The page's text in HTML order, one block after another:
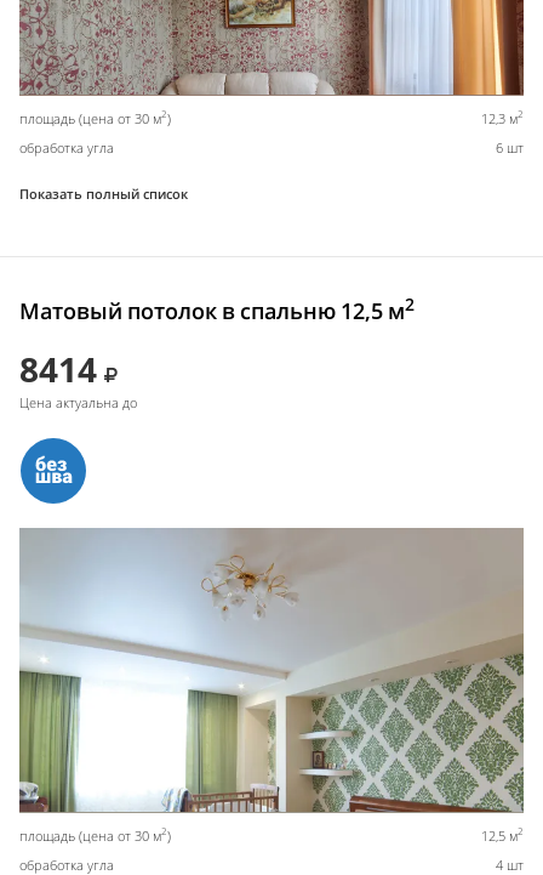
площадь (цена от 30 м2) 12,3 м2
обработка угла 6 шт
Показать полный список
Матовый потолок в спальню 12,5 м2
8414
Цена актуальна до
площадь (цена от 30 м2) 12,5 м2
обработка угла 4 шт